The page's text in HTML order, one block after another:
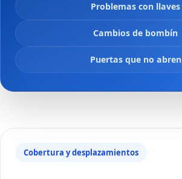
Problemas con llaves
Cambios de bombín
Puertas que no abren
Cobertura y desplazamientos